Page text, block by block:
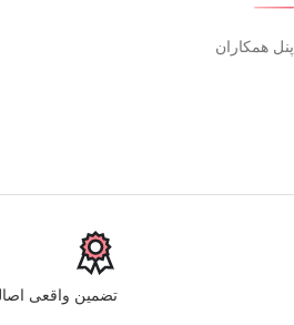
پنل همکاران
تضمین واقعی